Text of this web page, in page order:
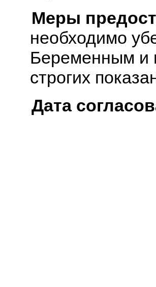
Меры
необходимо
Беременным и
строгих
Дата